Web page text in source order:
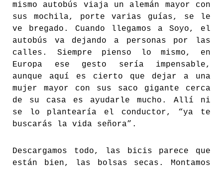
mismo autobús viaja un alemán mayor con
sus mochila, porte varias guías, se le
ve bregado. Cuando llegamos a Soyo, el
autobús va dejando a personas por las
calles. Siempre pienso lo mismo, en
Europa ese gesto sería impensable,
aunque aquí es cierto que dejar a una
mujer mayor con sus saco gigante cerca
de su casa es ayudarle mucho. Allí ni
se lo plantearía el conductor, “ya te
buscarás la vida señora”.
Descargamos todo, las bicis parece que
están bien, las bolsas secas. Montamos